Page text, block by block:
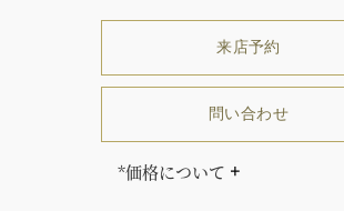
来店予約
問い合わせ
*価格について